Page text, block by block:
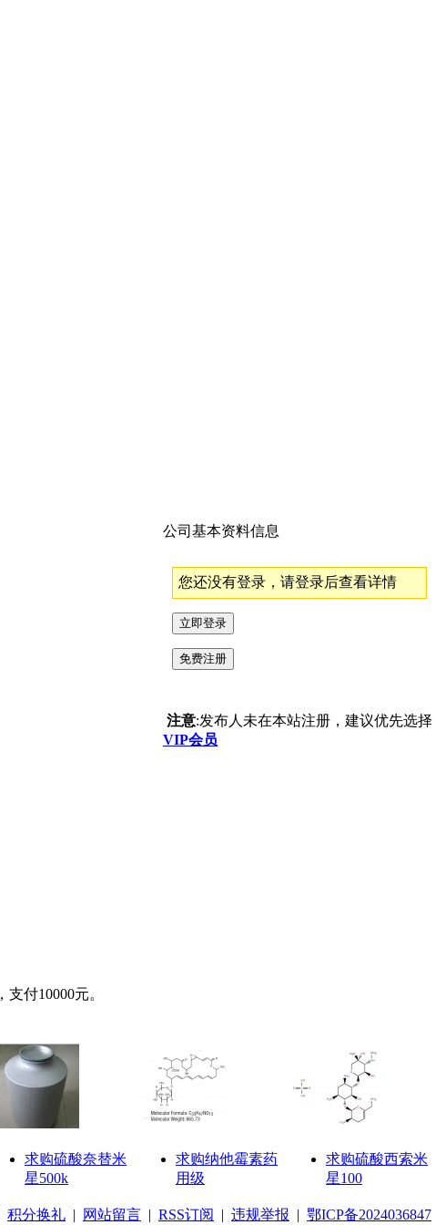
公司基本资料信息
您还没有登录，请登录后查看详情
注意:发布人未在本站注册，建议优先选择
VIP会员
付10000元。
求购硫酸奈替米
星500k
求购纳他霉素药
用级
求购硫酸西索米
星100
积分换礼 | 网站留言 | RSS订阅 | 违规举报 | 鄂ICP备2024036847